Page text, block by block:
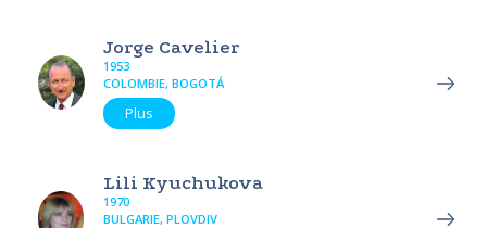
Jorge Cavelier
1953
COLOMBIE, BOGOTÁ
Plus
Lili Kyuchukova
1970
BULGARIE, PLOVDIV